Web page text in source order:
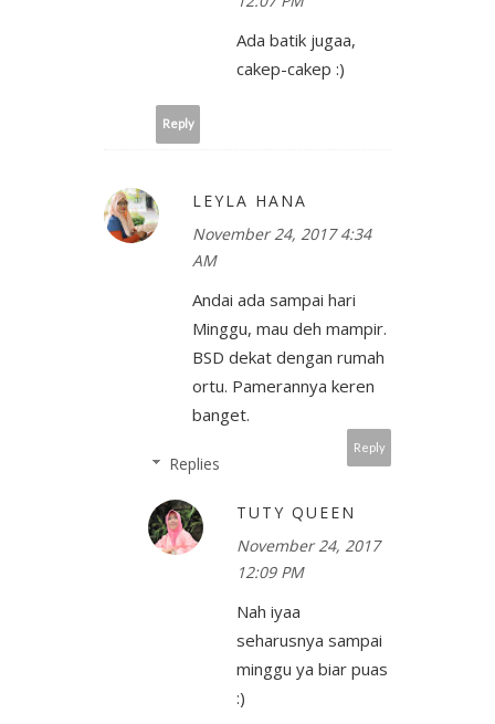
Ada batik jugaa,
cakep-cakep :)
Reply
LEYLA HANA
November 24, 2017 4:34
AM
Andai ada sampai hari
Minggu, mau deh mampir.
BSD dekat dengan rumah
ortu. Pamerannya keren
banget.
Reply
Replies
TUTY QUEEN
November 24, 2017
12:09 PM
Nah iyaa
seharusnya sampai
minggu ya biar puas
:)